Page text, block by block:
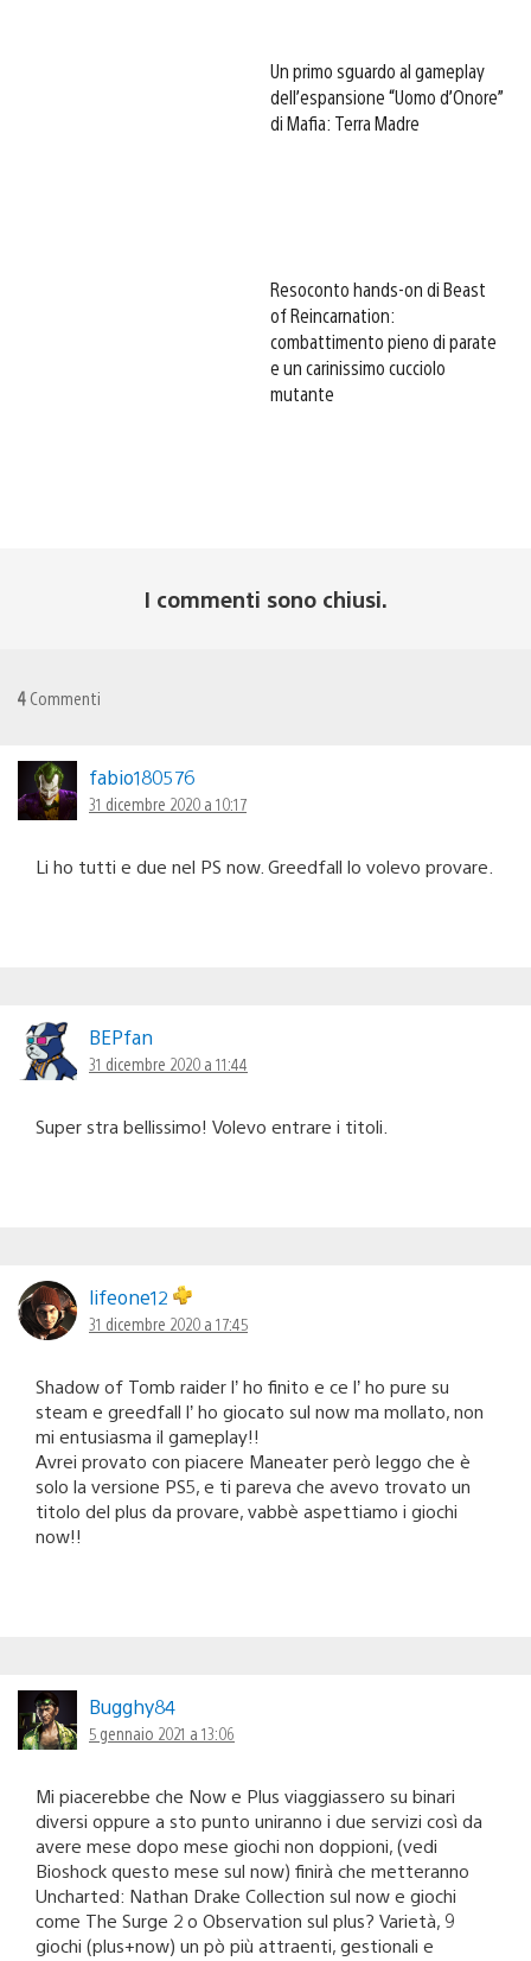
Un primo sguardo al gameplay
dell’espansione “Uomo d’Onore”
di Mafia: Terra Madre
Resoconto hands-on di Beast
of Reincarnation:
combattimento pieno di parate
e un carinissimo cucciolo
mutante
I commenti sono chiusi.
4 Commenti
fabio180576
31 dicembre 2020 a 10:17
Li ho tutti e due nel PS now. Greedfall lo volevo provare.
BEPfan
31 dicembre 2020 a 11:44
Super stra bellissimo! Volevo entrare i titoli.
lifeone12
31 dicembre 2020 a 17:45
Shadow of Tomb raider l’ ho finito e ce l’ ho pure su
steam e greedfall l’ ho giocato sul now ma mollato, non
mi entusiasma il gameplay!!
Avrei provato con piacere Maneater però leggo che è
solo la versione PS5, e ti pareva che avevo trovato un
titolo del plus da provare, vabbè aspettiamo i giochi
now!!
Bugghy84
5 gennaio 2021 a 13:06
Mi piacerebbe che Now e Plus viaggiassero su binari
diversi oppure a sto punto uniranno i due servizi così da
avere mese dopo mese giochi non doppioni, (vedi
Bioshock questo mese sul now) finirà che metteranno
Uncharted: Nathan Drake Collection sul now e giochi
come The Surge 2 o Observation sul plus? Varietà, 9
giochi (plus+now) un pò più attraenti, gestionali e